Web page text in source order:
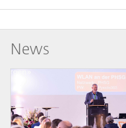
News